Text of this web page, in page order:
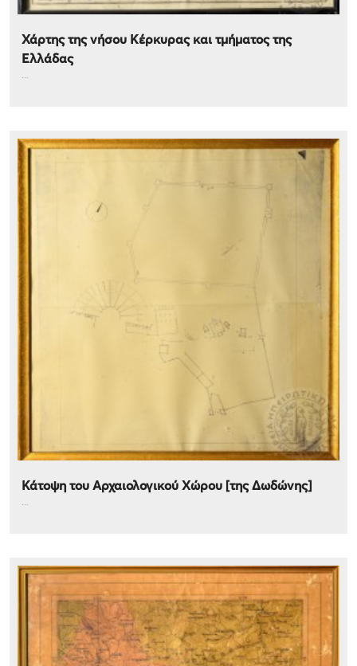
Χάρτης της νήσου Κέρκυρας και τμήματος της
Ελλάδας
...
Κάτοψη του Αρχαιολογικού Χώρου [της Δωδώνης]
...